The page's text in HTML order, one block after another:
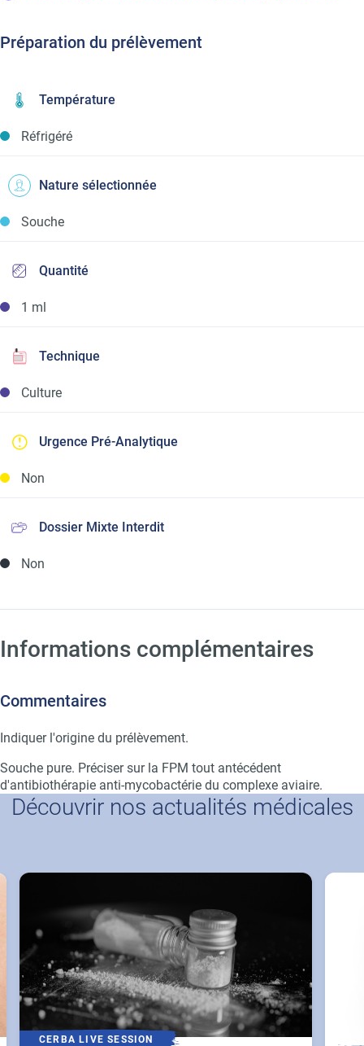
Préparation du prélèvement
Température
Réfrigéré
Nature sélectionnée
Souche
Quantité
1 ml
Technique
Culture
Urgence Pré-Analytique
Non
Dossier Mixte Interdit
Non
Informations complémentaires
Commentaires
Indiquer l'origine du prélèvement.
Souche pure. Préciser sur la FPM tout antécédent
d'antibiothérapie anti-mycobactérie du complexe aviaire.
Découvrir nos actualités médicales
CERBA LIVE SESSION